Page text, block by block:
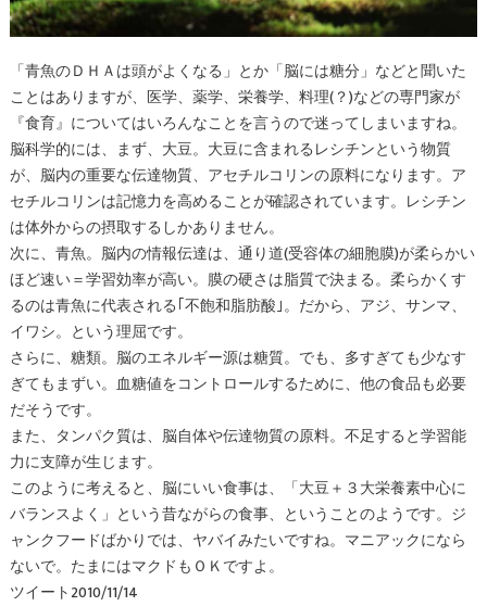
「青魚のＤＨＡは頭がよくなる」とか「脳には糖分」などと聞いた
ことはありますが、医学、薬学、栄養学、料理(？)などの専門家が
『食育』についてはいろんなことを言うので迷ってしまいますね。
脳科学的には、まず、大豆。大豆に含まれるレシチンという物質
が、脳内の重要な伝達物質、アセチルコリンの原料になります。ア
セチルコリンは記憶力を高めることが確認されています。レシチン
は体外からの摂取するしかありません。
次に、青魚。脳内の情報伝達は、通り道(受容体の細胞膜)が柔らかい
ほど速い＝学習効率が高い。膜の硬さは脂質で決まる。柔らかくす
るのは青魚に代表される｢不飽和脂肪酸｣。だから、アジ、サンマ、
イワシ。という理屈です。
さらに、糖類。脳のエネルギー源は糖質。でも、多すぎても少なす
ぎてもまずい。血糖値をコントロールするために、他の食品も必要
だそうです。
また、タンパク質は、脳自体や伝達物質の原料。不足すると学習能
力に支障が生じます。
このように考えると、脳にいい食事は、「大豆＋３大栄養素中心に
バランスよく」という昔ながらの食事、ということのようです。ジ
ャンクフードばかりでは、ヤバイみたいですね。マニアックになら
ないで。たまにはマクドもＯＫですよ。
ツイート2010/11/14